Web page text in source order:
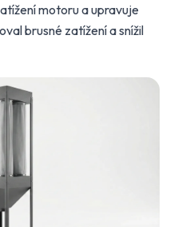
motoru a upravuje
brusné zatížení a snížil